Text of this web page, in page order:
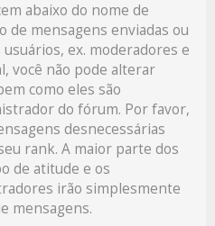
abaixo do nome de
de mensagens enviadas ou
ex. moderadores e
você não pode alterar
como eles são
do fórum. Por favor,
desnecessárias
rank. A maior parte dos
de atitude e os
irão simplesmente
mensagens.